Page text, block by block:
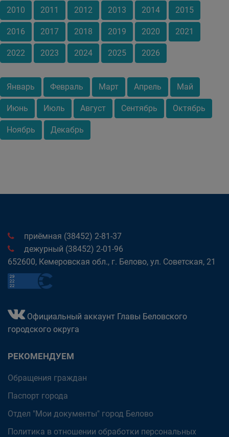
2010 2011 2012 2013 2014 2015
2016 2017 2018 2019 2020 2021
2022 2023 2024 2025 2026
Январь Февраль Март Апрель Май
Июнь Июль Август Сентябрь Октябрь
Ноябрь Декабрь
приёмная (38452) 2-81-37
дежурный (38452) 2-01-96
652600, Кемеровская обл., г. Белово, ул. Советская, 21
Официальный аккаунт Главы Беловского
городского округа
РЕКОМЕНДУЕМ
Обращения граждан
Паспорт города
Отдел "Мои документы" город Белово
Политика в отношении обработки персональных